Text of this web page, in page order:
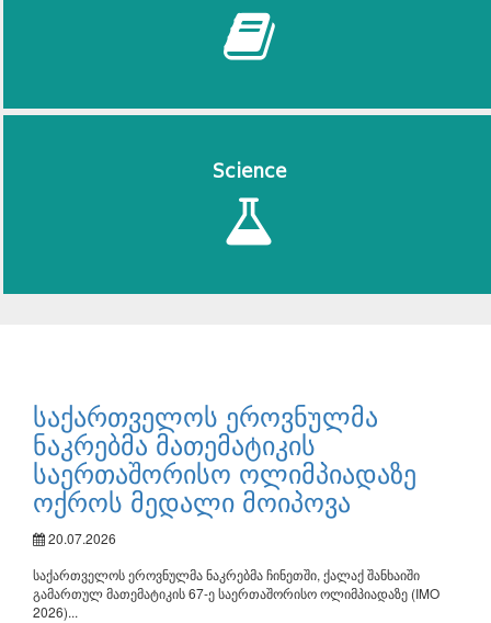
Science
საქართველოს ეროვნულმა
ნაკრებმა მათემატიკის
საერთაშორისო ოლიმპიადაზე
ოქროს მედალი მოიპოვა
20.07.2026
საქართველოს ეროვნულმა ნაკრებმა ჩინეთში, ქალაქ შანხაიში
გამართულ მათემატიკის 67-ე საერთაშორისო ოლიმპიადაზე (IMO
2026)...